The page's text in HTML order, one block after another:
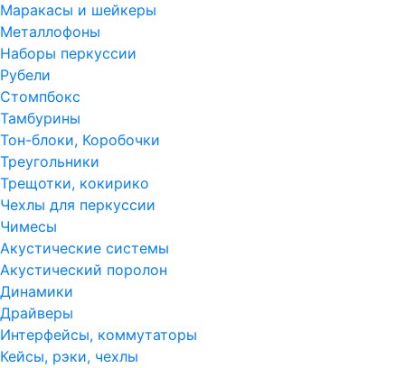
Маракасы и шейкеры
Металлофоны
Наборы перкуссии
Рубели
Стомпбокс
Тамбурины
Тон-блоки, Коробочки
Треугольники
Трещотки, кокирико
Чехлы для перкуссии
Чимесы
Акустические системы
Акустический поролон
Динамики
Драйверы
Интерфейсы, коммутаторы
Кейсы, рэки, чехлы